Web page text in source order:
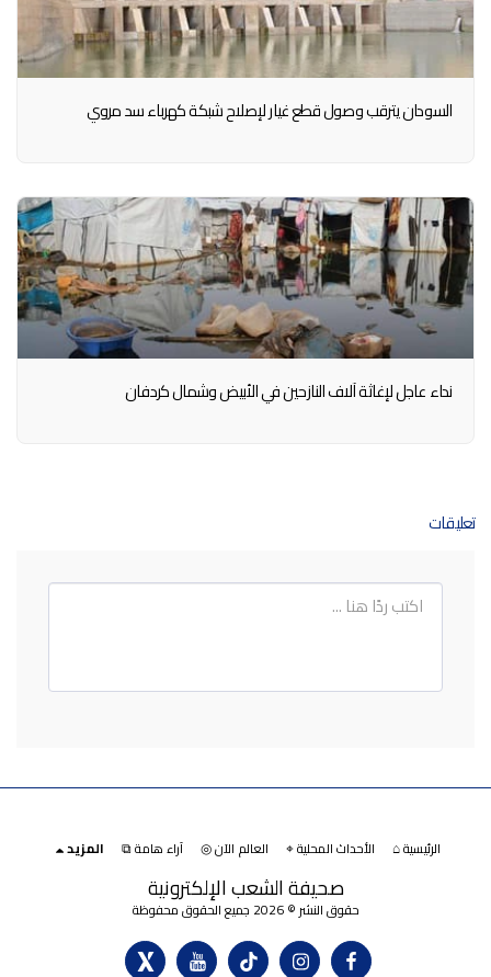
السودان يترقب وصول قطع غيار لإصلاح شبكة كهرباء سد مروي
نداء عاجل لإغاثة آلاف النازحين في الأبيض وشمال كردفان
تعليقات
صحيفة الشعب الإلكترونية
حقوق النشر © 2026 جميع الحقوق محفوظة
الرئيسية ⌂ الأحداث المحلية ⌖ العالم الآن ◎ آراء هامة ⧉ المزيد